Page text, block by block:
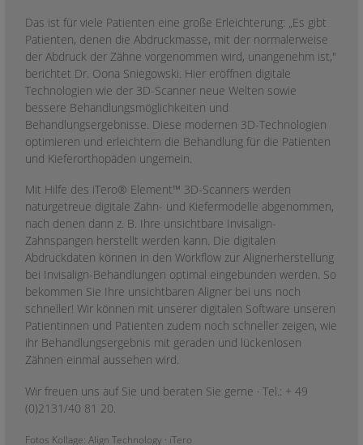
Das ist für viele Patienten eine große Erleichterung: „Es gibt
Patienten, denen die Abdruckmasse, mit der normalerweise
der Abdruck der Zähne vorgenommen wird, unangenehm ist,"
berichtet Dr. Oona Sniegowski. Hier eröffnen digitale
Technologien wie der 3D-Scanner neue Welten sowie
bessere Behandlungsmöglichkeiten und
Behandlungsergebnisse. Diese modernen 3D-Technologien
optimieren und erleichtern die Behandlung für die Patienten
und Kieferorthopäden ungemein.
Mit Hilfe des iTero® Element™ 3D-Scanners werden
naturgetreue digitale Zahn- und Kiefermodelle abgenommen,
nach denen dann z. B. Ihre unsichtbare Invisalign-
Zahnspangen herstellt werden kann. Die digitalen
Abdruckdaten können in den Workflow zur Alignerherstellung
bei Invisalign-Behandlungen optimal eingebunden werden. So
bekommen Sie Ihre unsichtbaren Aligner bei uns noch
schneller! Wir können mit unserer digitalen Software unseren
Patientinnen und Patienten zudem noch schneller zeigen, wie
ihr Behandlungsergebnis mit geraden und lückenlosen
Zähnen einmal aussehen wird.
Wir freuen uns auf Sie und beraten Sie gerne · Tel.: + 49
(0)2131/40 81 20.
Fotos Kollage: Align Technology · iTero